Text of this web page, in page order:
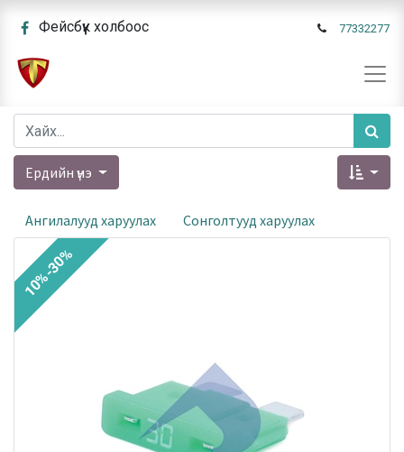
Фейсбүүк холбоос 77332277
Ердийн үнэ
Ангилалууд харуулах Сонголтууд харуулах
10%-30%